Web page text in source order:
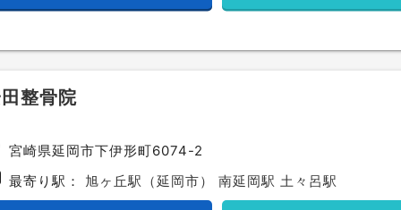
整骨院
宮崎県延岡市下伊形町6074-2
最寄り駅： 旭ヶ丘駅（延岡市） 南延岡駅 土々呂駅